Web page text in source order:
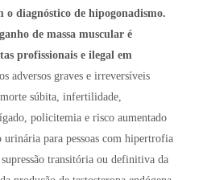
o diagnóstico de hipogonadismo.
de massa muscular é
profissionais e ilegal em
adversos graves e irreversíveis
súbita, infertilidade,
policitemia e risco aumentado
urinária para pessoas com hipertrofia
transitória ou definitiva da